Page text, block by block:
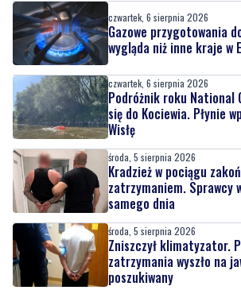
czwartek, 6 sierpnia 2026
Gazowe przygotowania
wygląda niż inne kraje w
czwartek, 6 sierpnia 2026
Podróżnik roku National
się do Kociewia. Płynie
Wisłę
środa, 5 sierpnia 2026
Kradzież w pociągu
zatrzymaniem. Sprawcy
samego dnia
środa, 5 sierpnia 2026
Zniszczył klimatyzator.
zatrzymania wyszło na
poszukiwany